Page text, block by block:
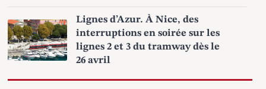
Lignes d’Azur. À Nice, des
interruptions en soirée sur les
lignes 2 et 3 du tramway dès le
26 avril